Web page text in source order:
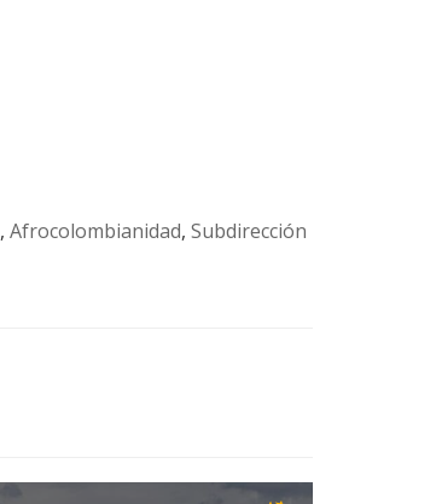
, Afrocolombianidad, Subdirección